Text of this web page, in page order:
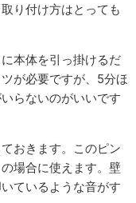
り付け方はとっても
本体を引っ掛けるだ
が必要ですが、5分ほ
らないのがいいです
おきます。このピン
場合に使えます。壁
ているような音がす